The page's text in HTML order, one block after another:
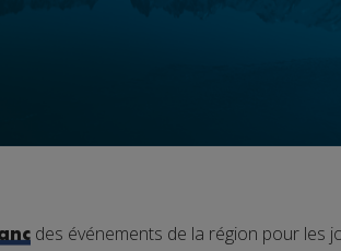
des événements de la région pour les